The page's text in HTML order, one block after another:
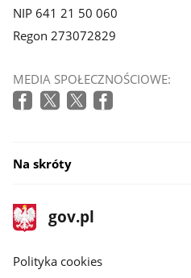
NIP 641 21 50 060
Regon 273072829
MEDIA SPOŁECZNOŚCIOWE:
Na skróty
stopka
gov.pl
Strona
gov.pl
gov.pl
Polityka cookies